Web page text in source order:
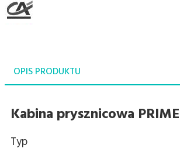
OPIS PRODUKTU
Kabina prysznicowa
Typ